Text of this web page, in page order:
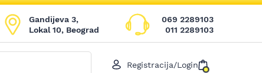
Gandijeva 3,
Lokal 10, Beograd
069 2289103
011 2289103
Registracija/Login